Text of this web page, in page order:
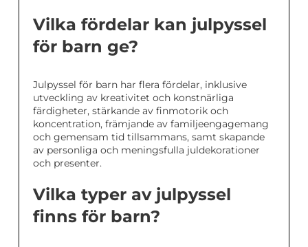
Vilka fördelar kan julpyssel
för barn ge?
Julpyssel för barn har flera fördelar, inklusive
utveckling av kreativitet och konstnärliga
färdigheter, stärkande av finmotorik och
koncentration, främjande av familjeengagemang
och gemensam tid tillsammans, samt skapande
av personliga och meningsfulla juldekorationer
och presenter.
Vilka typer av julpyssel
finns för barn?